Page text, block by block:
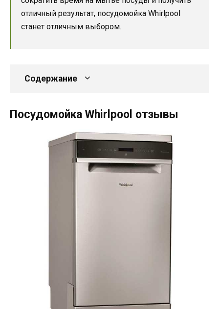
отличный результат, посудомойка Whirlpool
станет отличным выбором.
Содержание
Посудомойка Whirlpool отзывы